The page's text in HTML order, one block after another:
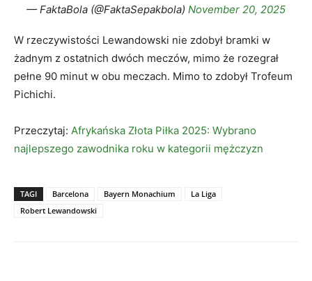
— FaktaBola (@FaktaSepakbola) November 20, 2025
W rzeczywistości Lewandowski nie zdobył bramki w
żadnym z ostatnich dwóch meczów, mimo że rozegrał
pełne 90 minut w obu meczach. Mimo to zdobył Trofeum
Pichichi.
Przeczytaj: Afrykańska Złota Piłka 2025: Wybrano
najlepszego zawodnika roku w kategorii mężczyzn
TAGI Barcelona Bayern Monachium
La Liga
Robert Lewandowski